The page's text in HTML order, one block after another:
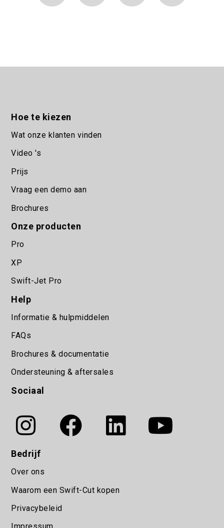
Hoe te kiezen
Wat onze klanten vinden
Video 's
Prijs
Vraag een demo aan
Brochures
Onze producten
Pro
XP
Swift-Jet Pro
Help
Informatie & hulpmiddelen
FAQs
Brochures & documentatie
Ondersteuning & aftersales
Sociaal
Bedrijf
Over ons
Waarom een Swift-Cut kopen
Privacybeleid